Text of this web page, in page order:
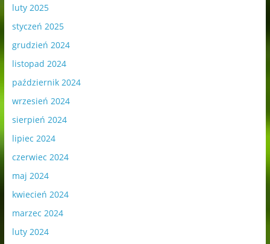
luty 2025
styczeń 2025
grudzień 2024
listopad 2024
październik 2024
wrzesień 2024
sierpień 2024
lipiec 2024
czerwiec 2024
maj 2024
kwiecień 2024
marzec 2024
luty 2024